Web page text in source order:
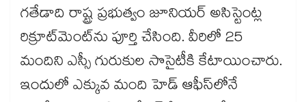
గతేడాది రాష్ట్ర ప్రభుత్వం జూనియర్‌‌‌‌‌‌‌‌‌‌‌‌‌‌‌‌‌‌‌‌‌‌‌‌‌‌‌‌‌‌‌‌ అసిస్టెంట్ల
రిక్రూట్‌‌‌‌‌‌‌‌‌‌‌‌‌‌‌‌‌‌‌‌‌‌‌‌‌‌‌‌‌‌‌‌మెంట్‌‌‌‌‌‌‌‌‌‌‌‌‌‌‌‌‌‌‌‌‌‌‌‌‌‌‌‌‌‌‌‌ను పూర్తి చేసింది. వీరిలో 25
మందిని ఎస్సీ గురుకుల సొసైటీకి కేటాయించారు.
ఇందులో ఎక్కువ మంది హెడ్‌‌‌‌‌‌‌‌‌‌‌‌‌‌‌‌‌‌‌‌‌‌‌‌‌‌‌‌‌‌‌‌ ఆఫీస్‌‌‌‌‌‌‌‌‌‌‌‌‌‌‌‌‌‌‌‌‌‌‌‌‌‌‌‌‌‌‌‌లోనే